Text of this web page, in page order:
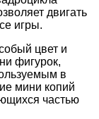
двигать
игры.
цвет и
фигурок,
в
мини копий
частью